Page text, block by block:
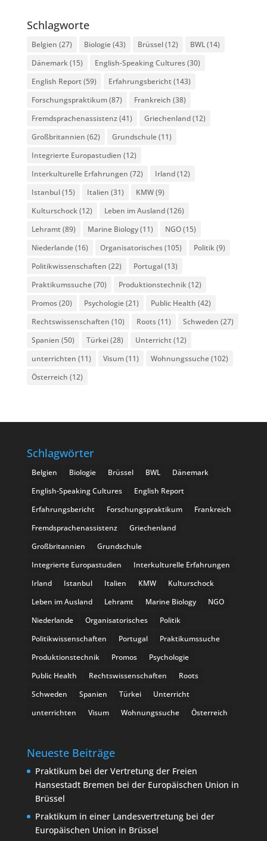
Schlagworte
Belgien (27) Biologie(43) Brüssel(12) BWL(14)
Dänemark (15) English-Speaking Cultures(30)
English Report (59) Erfahrungsbericht (143)
Forschungspraktikum(87) Frankreich (38)
Fremdsprachenassistenz(41) Griechenland(12)
Großbritannien (62) Grundschule(11)
Integrierte Europastudien (12)
Interkulturelle Erfahrungen (72) Irland(12)
Istanbul(15) Italien (31) KMW(9)
Kulturschock (12) Leben im Ausland(126)
Lehramt (89) Marine Biology(11) NGO(15)
Niederlande(16) Organisatorisches(105) Politik (9)
Politikwissenschaften (22) Portugal(13)
Praktikumssuche(70) Produktionstechnik (12)
Promos(20) Psychologie(21) Public Health (42)
Rechtswissenschaften (10) Roots(11) Schweden (27)
Spanien (50) Türkei(28) Unterricht (12)
unterrichten (11) Visum(11) Wohnungssuche(102)
Österreich (12)
Schlagwörter
Belgien Biologie Brüssel BWL
Dänemark
English-Speaking Cultures
English Report
Erfahrungsbericht
Forschungspraktikum
Frankreich
Fremdsprachenassistenz
Griechenland
Großbritannien
Grundschule
Integrierte Europastudien
Interkulturelle Erfahrungen
Irland
Istanbul Italien KMW
Kulturschock
Leben im Ausland
Lehramt Marine Biology
NGO
Niederlande
Organisatorisches
Politik
Politikwissenschaften
Portugal
Praktikumssuche
Produktionstechnik
Promos
Psychologie
Public Health
Rechtswissenschaften
Roots
Schweden
Spanien Türkei
Unterricht
unterrichten
Visum Wohnungssuche Österreich
Neueste Beiträge
Praktikum bei der Vertretung der Freien
Hansestadt Bremen bei der Europäischen Union in
Brüssel
Praktikum in einer Landesvertretung bei der
Europäischen Union in Brüssel